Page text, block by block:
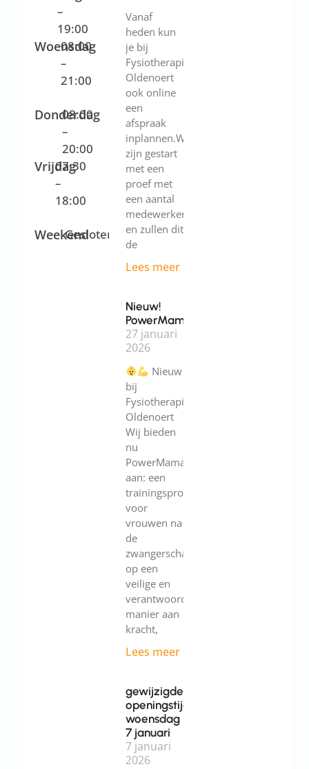
–
19:00
Woensdag
08:00
–
21:00
Donderdag
08:00
–
20:00
Vrijdag
07:30
–
18:00
Weekend
Gesloten
Vanaf
heden kun
je bij
Fysiotherapie
Oldenoert
ook online
een
afspraak
inplannen.We
zijn gestart
met een
proef met
een aantal
medewerkers
en zullen dit
de
Lees meer
Nieuw!
PowerMama
27 januari
2026
Nieuw
bij
Fysiotherapie
Oldenoert
Wij bieden
nu
PowerMama
aan: een
trainingsprogramma
voor
vrouwen na
de
zwangerschap.Werk
op een
veilige en
verantwoorde
manier aan
kracht,
Lees meer
gewijzigde
openingstijden
woensdag
7 januari
7 januari
2026